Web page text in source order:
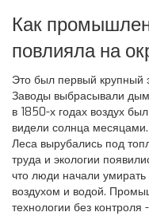
Как
повлияла на
Это был первый крупный
Заводы выбрасывали
в 1850-х годах воздух
видели солнца
Леса вырубались под
труда и экологии
что люди начали умирать
воздухом и водой.
технологии без контроля